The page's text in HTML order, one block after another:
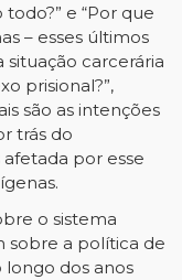
e “Por que
– esses últimos
carcerária
prisional?”,
são as intenções
trás do
por esse
o sistema
sobre a política de
longo dos anos